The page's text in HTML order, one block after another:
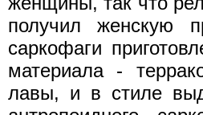
получил женскую
саркофаги
материала -
лавы, и в стиле